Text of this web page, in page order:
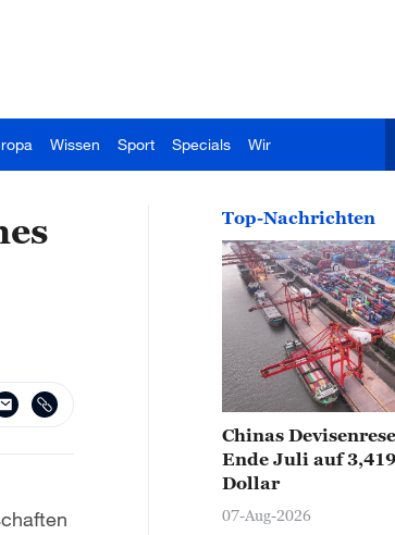
Wissen Sport Specials Wir
Top-Nachrichten
Chinas
Ende Juli auf
Dollar
07-Aug-2026